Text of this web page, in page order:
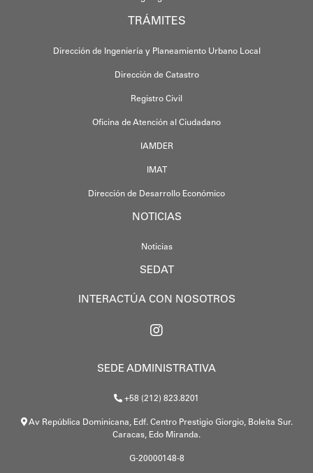
TRÁMITES
Dirección de Ingeniería y Planeamiento Urbano Local
Dirección de Catastro
Registro Civil
Oficina de Atención al Ciudadano
IAMDER
IMAT
Dirección de Desarrollo Económico
NOTICIAS
Noticias
SEDAT
INTERACTÚA CON NOSOTROS
SEDE ADMINISTRATIVA
+58 (212) 823.8201
Av República Dominicana, Edf. Centro Prestigio Giorgio, Boleita Sur.
Caracas, Edo Miranda.
G-20000148-8